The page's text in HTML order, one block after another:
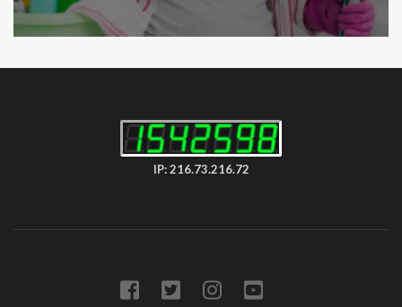
IP: 216.73.216.72